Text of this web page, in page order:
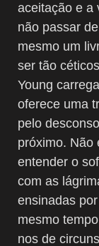
aceitação e a
não passar
mesmo um
ser tão
Young
oferece uma
pelo
próximo. Não
entender o
com as
ensinadas
mesmo
nos de